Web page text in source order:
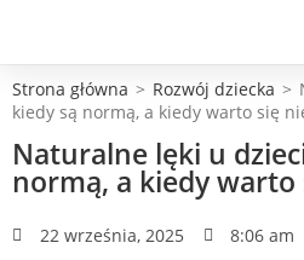
Strona główna > Rozwój dziecka >
kiedy są normą, a kiedy warto się
Naturalne lęki u
normą, a kiedy warto
22 września, 2025 8:06 am